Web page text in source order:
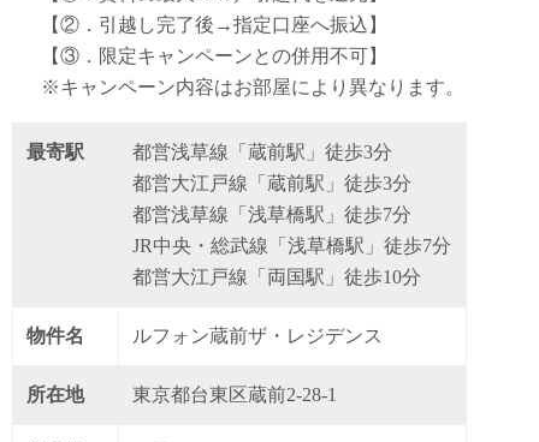
【②．引越し完了後→指定口座へ振込】
【③．限定キャンペーンとの併用不可】
※キャンペーン内容はお部屋により異なります。
最寄駅
都営浅草線「蔵前駅」徒歩3分
都営大江戸線「蔵前駅」徒歩3分
都営浅草線「浅草橋駅」徒歩7分
JR中央・総武線「浅草橋駅」徒歩7分
都営大江戸線「両国駅」徒歩10分
物件名 ルフォン蔵前ザ・レジデンス
所在地 東京都台東区蔵前2-28-1